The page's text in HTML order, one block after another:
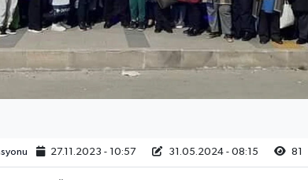
27.11.2023 - 10:57 31.05.2024 - 08:15 81